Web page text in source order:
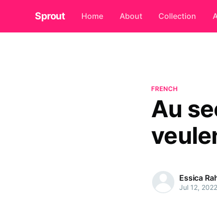
Sprout Home About Collection
FRENCH
Au
Essica
Jul 12, 2022